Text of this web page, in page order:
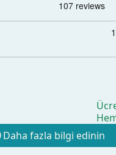
Daha fazla bilgi edinin